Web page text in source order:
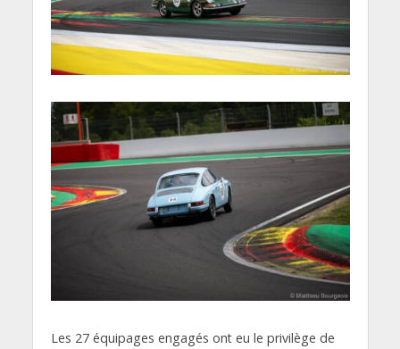
Les 27 équipages engagés ont eu le privilège de